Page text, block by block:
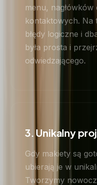
menu,
kontaktowych. Na
błędy logiczne i
była prosta i
odwiedzającego.
3. Unikalny
Gdy makiety są
ubierają je w
Tworzymy